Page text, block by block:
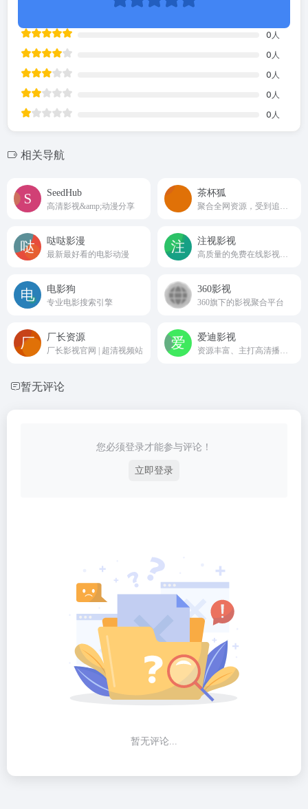
0 人
0 人
0 人
0 人
0 人
相关导航
SeedHub
高清影视&amp;动漫分享
‌茶杯狐‌
哒哒影漫
最新最好看的电影动漫
注视影视
电影狗
专业电影搜索引擎
360影视
360旗下的影视聚合平台
厂长资源
厂长影视官网 | 超清视频站
爱迪影视
暂无评论
您必须登录才能参与评论！
立即登录
暂无评论...